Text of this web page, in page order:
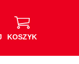
KOSZYK